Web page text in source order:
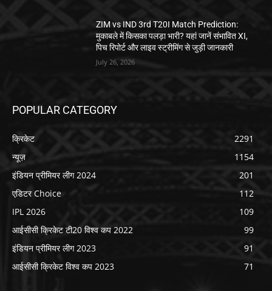
ZIM vs IND 3rd T20I Match Prediction:
मुकाबले में किसका पलड़ा भारी? यहां जानें संभावित XI,
पिच रिपोर्ट और लाइव स्ट्रीमिंग से जुड़ी जानकारी
July 26, 2026
POPULAR CATEGORY
क्रिकेट
2291
न्यूज़
1154
इंडियन प्रीमियर लीग 2024
201
एडिटर Choice
112
IPL 2026
109
आईसीसी क्रिकेट टी20 विश्व कप 2022
99
इंडियन प्रीमियर लीग 2023
91
आईसीसी क्रिकेट विश्व कप 2023
71